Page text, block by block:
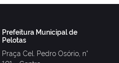
Prefeitura Municipal de
Pelotas
Praça Cel. Pedro Osório, n°